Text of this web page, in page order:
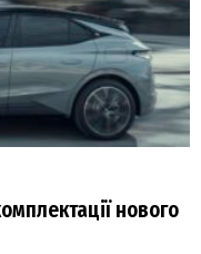
нового